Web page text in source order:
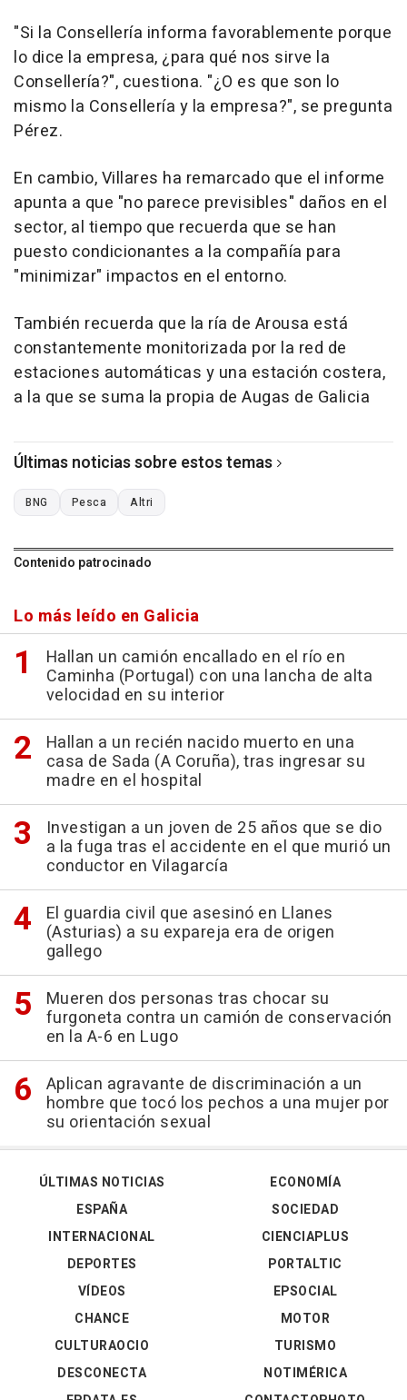
"Si la Consellería informa favorablemente porque
lo dice la empresa, ¿para qué nos sirve la
Consellería?", cuestiona. "¿O es que son lo
mismo la Consellería y la empresa?", se pregunta
Pérez.
En cambio, Villares ha remarcado que el informe
apunta a que "no parece previsibles" daños en el
sector, al tiempo que recuerda que se han
puesto condicionantes a la compañía para
"minimizar" impactos en el entorno.
También recuerda que la ría de Arousa está
constantemente monitorizada por la red de
estaciones automáticas y una estación costera,
a la que se suma la propia de Augas de Galicia
Últimas noticias sobre estos temas
BNG Pesca Altri
Contenido patrocinado
Lo más leído en Galicia
Hallan un camión encallado en el río en
Caminha (Portugal) con una lancha de alta
velocidad en su interior
Hallan a un recién nacido muerto en una
casa de Sada (A Coruña), tras ingresar su
madre en el hospital
Investigan a un joven de 25 años que se dio
a la fuga tras el accidente en el que murió un
conductor en Vilagarcía
El guardia civil que asesinó en Llanes
(Asturias) a su expareja era de origen
gallego
Mueren dos personas tras chocar su
furgoneta contra un camión de conservación
en la A-6 en Lugo
Aplican agravante de discriminación a un
hombre que tocó los pechos a una mujer por
su orientación sexual
ÚLTIMAS NOTICIAS
ESPAÑA
INTERNACIONAL
DEPORTES
VÍDEOS
ECONOMÍA
SOCIEDAD
CIENCIAPLUS
PORTALTIC
EPSOCIAL
CHANCE
CULTURAOCIO
DESCONECTA
MOTOR
TURISMO
NOTIMÉRICA